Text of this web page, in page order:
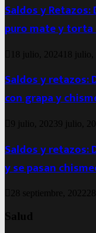
Saldos y Retazos:
puro mate y
18 julio, 2024 18
Saldos y retazos:
con grapa y
9 julio, 20239 julio,
Saldos y retazos:
y se pasan
28 septiembre, 2022
Salud